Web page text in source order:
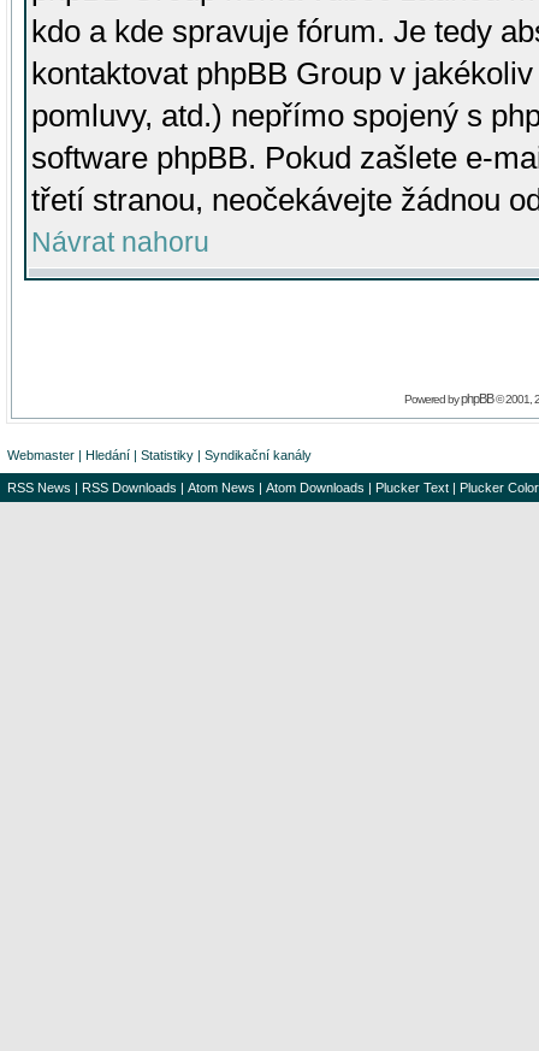
kdo a kde spravuje fórum. Je tedy
kontaktovat phpBB Group v
pomluvy, atd.) nepřímo spojený s
software phpBB. Pokud zašlete e-
třetí stranou, neočekávejte žádnou
Návrat nahoru
Powered byphpBB© 2001,
Webmaster | Hledání | Statistiky | Syndikační kanály
RSS News | RSS Downloads | Atom News | Atom Downloads | Plucker Text | Plucker Color